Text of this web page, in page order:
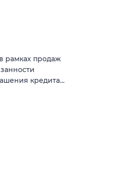
рамках продаж
кредита…